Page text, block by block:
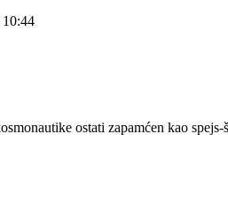
10:44
ostati zapamćen kao